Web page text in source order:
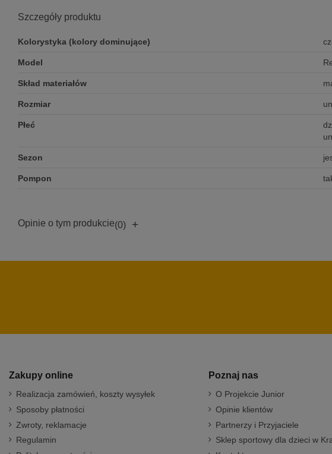
Szczegóły produktu
Kolorystyka (kolory dominujące)
Model
Skład materiałów
Rozmiar
Płeć
Sezon
Pompon
Opinie o tym produkcie(0) +
Zakupy online
Realizacja zamówień, koszty wysyłek
Sposoby płatności
Zwroty, reklamacje
Regulamin
Poznaj nas
O Projekcie Junior
Opinie klientów
Partnerzy i Przyjaciele
Sklep sportowy dla dzieci w